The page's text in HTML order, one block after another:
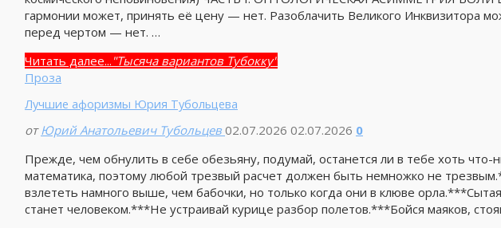
гармонии может, принять её цену — нет. Разоблачить Великого Инквизитора
перед чертом — нет. …
Читать далее... "Тысяча вариантов Тубокку"
Проза
Лучшие афоризмы Юрия Тубольцева
от Юрий Анатольевич Тубольцев 02.07.2026 02.07.2026 0
Прежде, чем обнулить в себе обезьяну, подумай, останется ли в тебе хоть
математика, поэтому любой трезвый расчет должен быть немножко не
взлететь намного выше, чем бабочки, но только когда они в клюве
станет человеком.***Не устраивай курице разбор полетов.***Бойся маяков,